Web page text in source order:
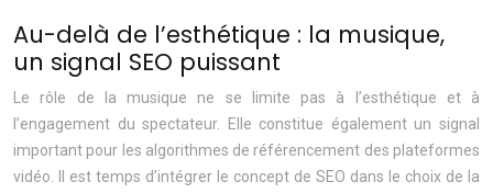
Au-delà de l’esthétique : la musique,
un signal SEO puissant
Le rôle de la musique ne se limite pas à l’esthétique et à
l’engagement du spectateur. Elle constitue également un signal
important pour les algorithmes de référencement des plateformes
vidéo. Il est temps d’intégrer le concept de SEO dans le choix de la